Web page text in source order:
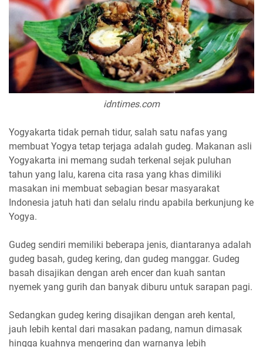
idntimes.com
Yogyakarta tidak pernah tidur, salah satu nafas yang
membuat Yogya tetap terjaga adalah gudeg. Makanan asli
Yogyakarta ini memang sudah terkenal sejak puluhan
tahun yang lalu, karena cita rasa yang khas dimiliki
masakan ini membuat sebagian besar masyarakat
Indonesia jatuh hati dan selalu rindu apabila berkunjung ke
Yogya.
Gudeg sendiri memiliki beberapa jenis, diantaranya adalah
gudeg basah, gudeg kering, dan gudeg manggar. Gudeg
basah disajikan dengan areh encer dan kuah santan
nyemek yang gurih dan banyak diburu untuk sarapan pagi.
Sedangkan gudeg kering disajikan dengan areh kental,
jauh lebih kental dari masakan padang, namun dimasak
hingga kuahnya mengering dan warnanya lebih